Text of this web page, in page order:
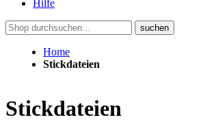
Hilfe
suchen
Home
Stickdateien
Stickdateien